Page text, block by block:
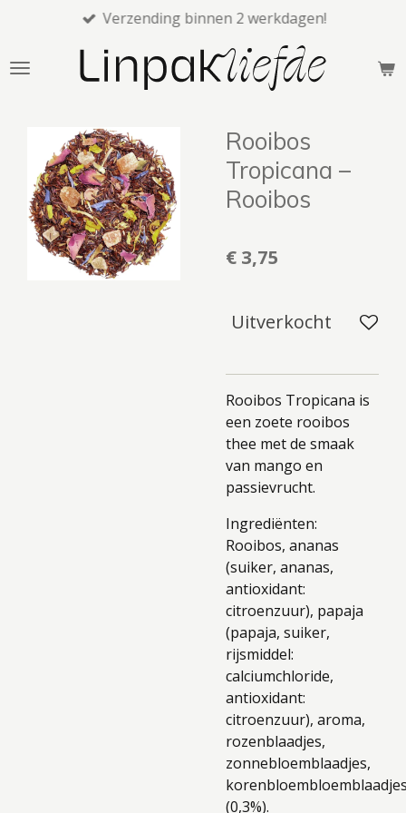
naar
Verzending binnen 2 werkdagen!
Rooibos
Tropicana –
Rooibos
€ 3,75
Uitverkocht
Rooibos Tropicana is
een zoete rooibos
thee met de smaak
van mango en
passievrucht.
Ingrediënten:
Rooibos, ananas
(suiker, ananas,
antioxidant:
citroenzuur), papaja
(papaja, suiker,
rijsmiddel:
calciumchloride,
antioxidant:
citroenzuur), aroma,
rozenblaadjes,
zonnebloemblaadjes,
(0,3%).